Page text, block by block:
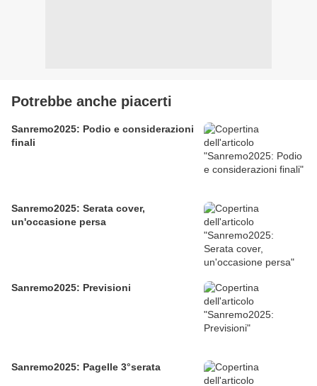
Potrebbe anche piacerti
Sanremo2025: Podio e considerazioni
finali
Sanremo2025: Serata cover,
un'occasione persa
Sanremo2025: Previsioni
Sanremo2025: Pagelle 3°serata